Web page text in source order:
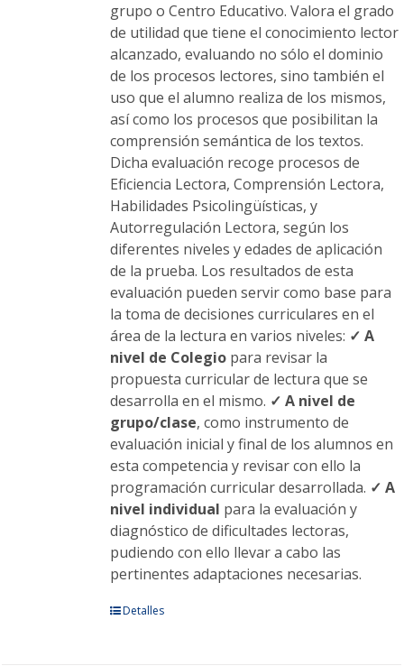
grupo o Centro Educativo. Valora el grado
de utilidad que tiene el conocimiento lector
alcanzado, evaluando no sólo el dominio
de los procesos lectores, sino también el
uso que el alumno realiza de los mismos,
así como los procesos que posibilitan la
comprensión semántica de los textos.
Dicha evaluación recoge procesos de
Eficiencia Lectora, Comprensión Lectora,
Habilidades Psicolingüísticas, y
Autorregulación Lectora, según los
diferentes niveles y edades de aplicación
de la prueba. Los resultados de esta
evaluación pueden servir como base para
la toma de decisiones curriculares en el
área de la lectura en varios niveles: ✓ A
nivel de Colegiopara revisar la
propuesta curricular de lectura que se
desarrolla en el mismo. ✓ A nivel de
grupo/clase, como instrumento de
evaluación inicial y final de los alumnos en
esta competencia y revisar con ello la
programación curricular desarrollada. ✓ A
nivel individual para la evaluación y
diagnóstico de dificultades lectoras,
pudiendo con ello llevar a cabo las
pertinentes adaptaciones necesarias.
EsteDetalles